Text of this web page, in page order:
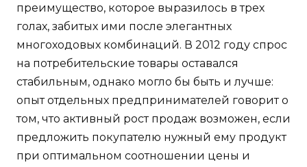
преимущество, которое выразилось в трех
голах, забитых ими после элегантных
многоходовых комбинаций. В 2012 году спрос
на потребительские товары оставался
стабильным, однако могло бы быть и лучше:
опыт отдельных предпринимателей говорит о
том, что активный рост продаж возможен, если
предложить покупателю нужный ему продукт
при оптимальном соотношении цены и